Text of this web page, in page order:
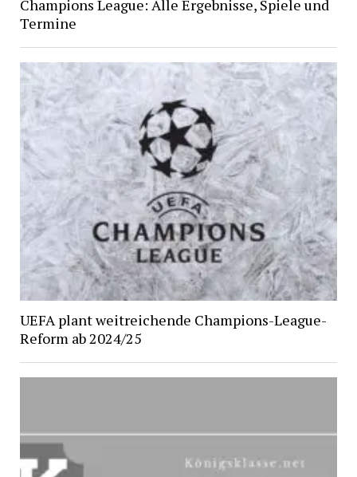
Champions League: Alle Ergebnisse, Spiele und
Termine
UEFA plant weitreichende Champions-League-
Reform ab 2024/25